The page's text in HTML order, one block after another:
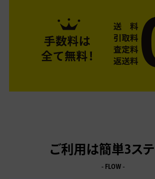
ご利用は簡単3ステ
- FLOW -